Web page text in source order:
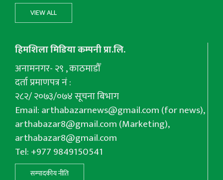
VIEW ALL
हिमशिला मिडिया कम्पनी प्रा.लि.
अनामनगर- २९ , काठमाडौँ
दर्ता प्रमाणपत्र नं :
२८२/ २०७३/०७४ सूचना बिभाग
Email:arthabazarnews@gmail.com(for news),
arthabazar8@gmail.com(Marketing),
arthabazar8@gmail.com
Tel: +977 9849150541
सम्पादकीय नीति